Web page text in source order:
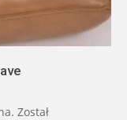
Został